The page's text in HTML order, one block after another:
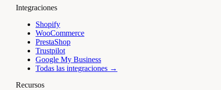
Integraciones
Shopify
WooCommerce
PrestaShop
Trustpilot
Google My Business
Todas las integraciones →
Recursos